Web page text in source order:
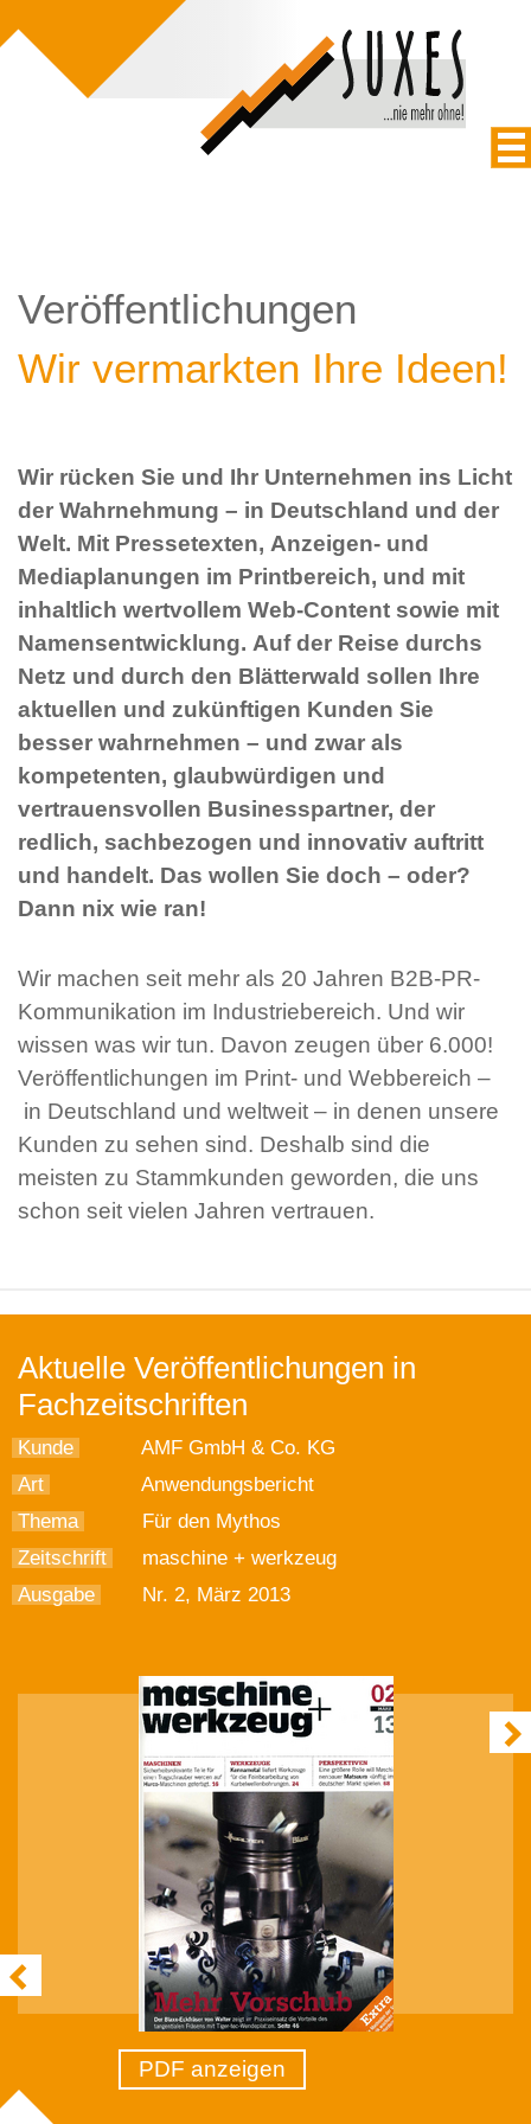
Veröffentlichungen
Wir vermarkten Ihre Ideen!
Wir rücken Sie und Ihr Unternehmen ins Licht
der Wahrnehmung – in Deutschland und der
Welt. Mit Pressetexten, Anzeigen- und
Mediaplanungen im Printbereich, und mit
inhaltlich wertvollem Web-Content sowie mit
Namensentwicklung. Auf der Reise durchs
Netz und durch den Blätterwald sollen Ihre
aktuellen und zukünftigen Kunden Sie
besser wahrnehmen – und zwar als
kompetenten, glaubwürdigen und
vertrauensvollen Businesspartner, der
redlich, sachbezogen und innovativ auftritt
und handelt. Das wollen Sie doch – oder?
Dann nix wie ran!
Wir machen seit mehr als 20 Jahren B2B-PR-
Kommunikation im Industriebereich. Und wir
wissen was wir tun. Davon zeugen über 6.000!
Veröffentlichungen im Print- und Webbereich –
in Deutschland und weltweit – in denen unsere
Kunden zu sehen sind. Deshalb sind die
meisten zu Stammkunden geworden, die uns
schon seit vielen Jahren vertrauen.
Aktuelle Veröffentlichungen in
Fachzeitschriften
Kunde
AMF GmbH & Co. KG
Art
Anwendungsbericht
Thema
Für den Mythos
Zeitschrift
maschine + werkzeug
Ausgabe
Nr. 2, März 2013
PDF anzeigen